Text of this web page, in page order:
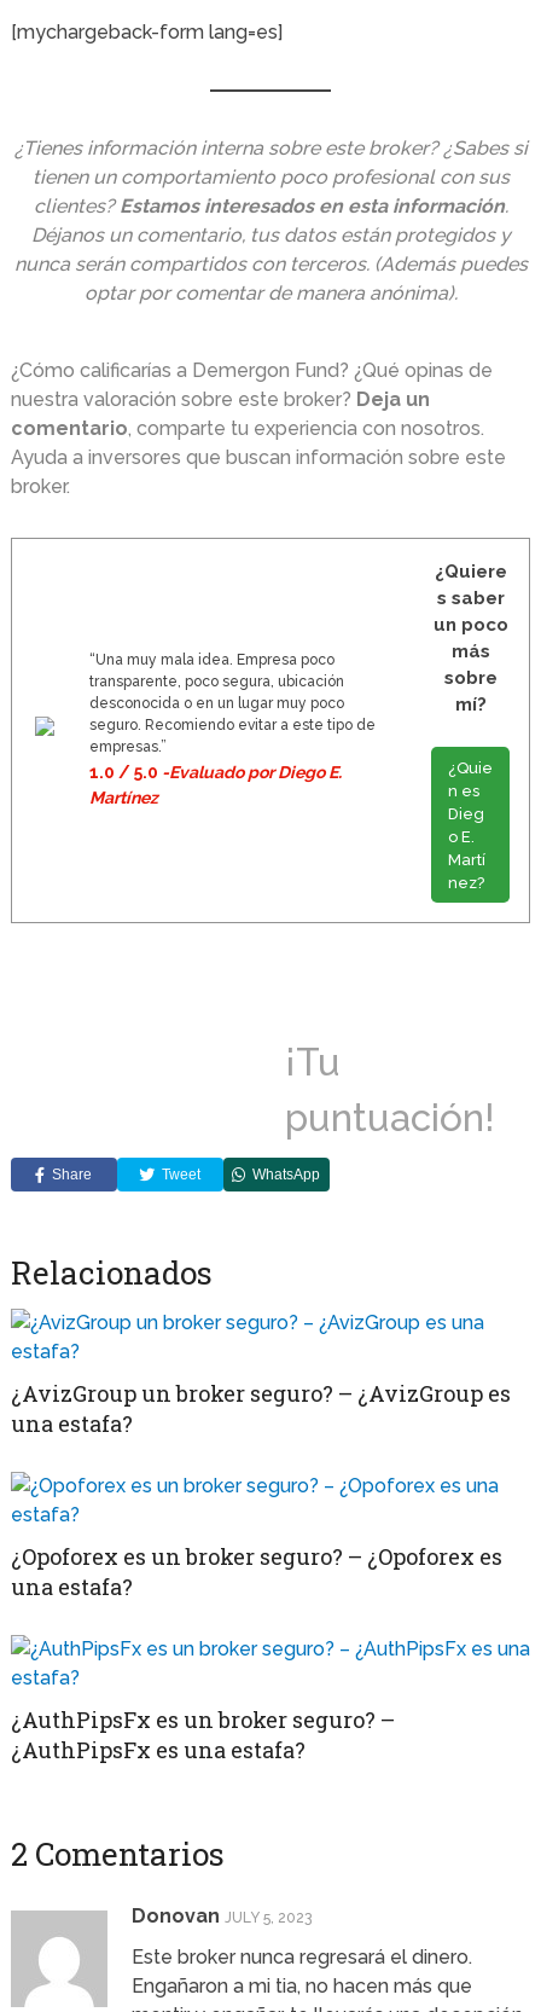
[mychargeback-form lang=es]
¿Tienes información interna sobre este broker? ¿Sabes si
tienen un comportamiento poco profesional con sus
clientes?Estamos interesados en esta información.
Déjanos un comentario, tus datos están protegidos y
nunca serán compartidos con terceros. (Además puedes
optar por comentar de manera anónima).
¿Cómo calificarías a Demergon Fund? ¿Qué opinas de
nuestra valoración sobre este broker? Deja un
comentario, comparte tu experiencia con nosotros.
Ayuda a inversores que buscan información sobre este
broker.
“Una muy mala idea. Empresa poco
transparente, poco segura, ubicación
desconocida o en un lugar muy poco
seguro. Recomiendo evitar a este tipo de
empresas.”
1.0 / 5.0 -Evaluado por Diego E.
Martínez
¿Quiere
s saber
un poco
más
sobre
mí?
¿Quie
n es
Dieg
o E.
Martí
nez?
¡Tu
puntuación!
Share Tweet WhatsApp
Relacionados
¿AvizGroup un broker seguro? – ¿AvizGroup es
una estafa?
¿Opoforex es un broker seguro? – ¿Opoforex es
una estafa?
¿AuthPipsFx es un broker seguro? –
¿AuthPipsFx es una estafa?
2 Comentarios
Donovan JULY 5, 2023
Este broker nunca regresará el dinero.
Engañaron a mi tia, no hacen más que